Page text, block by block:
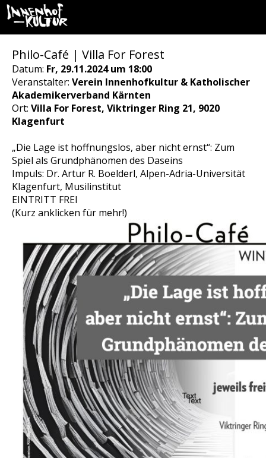
Philo-Café | Villa For Forest
Datum: Fr, 29.11.2024 um 18:00
Veranstalter: Verein Innenhofkultur & Katholischer
Akademikerverband Kärnten
Ort: Villa For Forest, Viktringer Ring 21, 9020
Klagenfurt
„Die Lage ist hoffnungslos, aber nicht ernst“: Zum
Spiel als Grundphänomen des Daseins
Impuls: Dr. Artur R. Boelderl, Alpen-Adria-Universität
Klagenfurt, Musilinstitut
EINTRITT FREI
(Kurz anklicken für mehr!)